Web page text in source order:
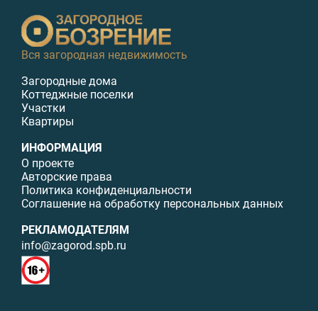
Вся загородная недвижимость
Загородные дома
Коттеджные поселки
Участки
Квартиры
ИНФОРМАЦИЯ
О проекте
Авторские права
Политика конфиденциальности
Соглашение на обработку персональных данных
РЕКЛАМОДАТЕЛЯМ
info@zagorod.spb.ru